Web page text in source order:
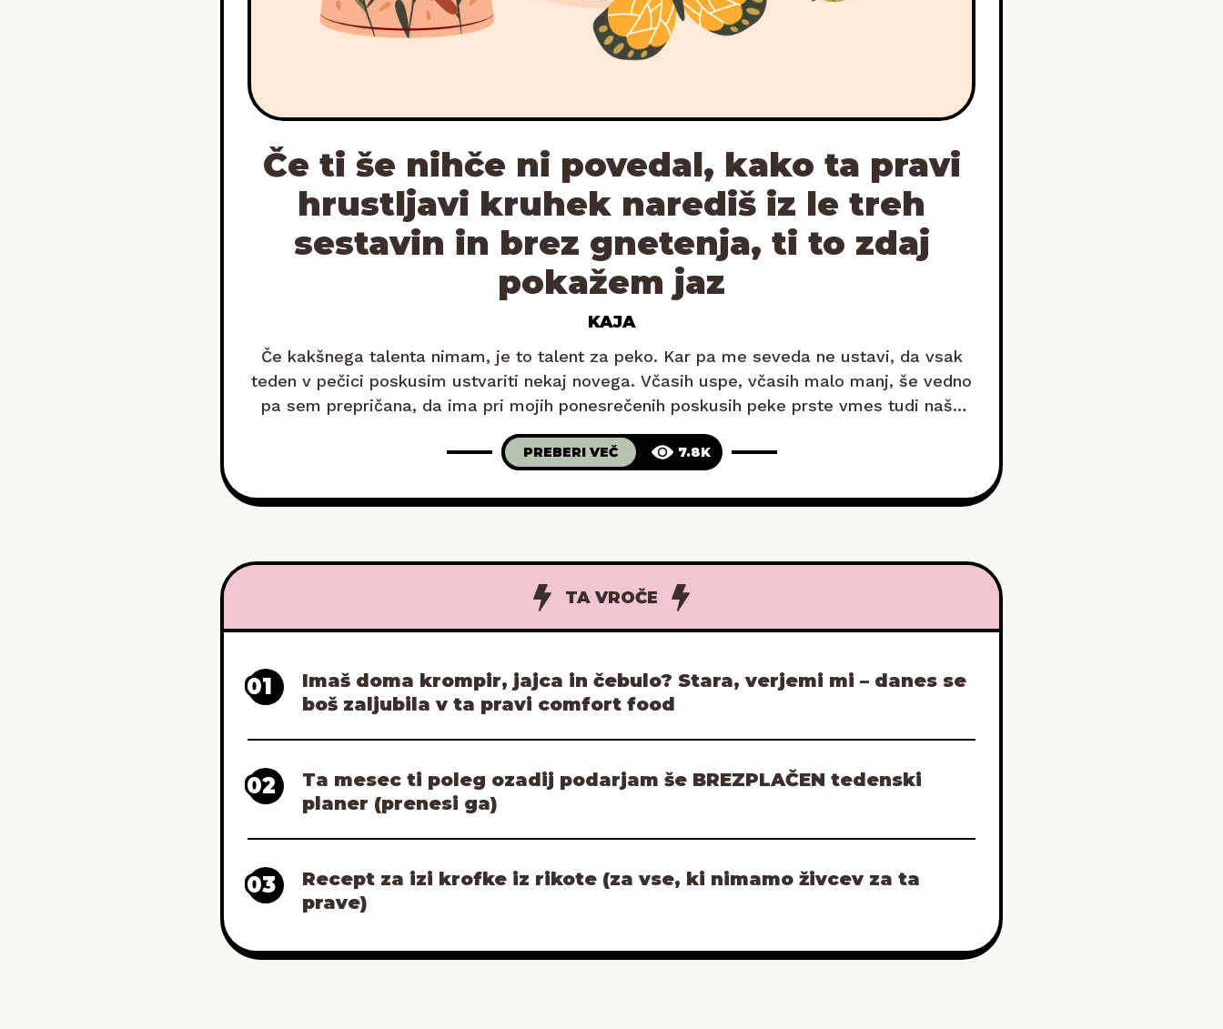
Če ti še nihče ni povedal, kako ta pravi
hrustljavi kruhek narediš iz le treh
sestavin in brez gnetenja, ti to zdaj
pokažem jaz
KAJA
Če kakšnega talenta nimam, je to talent za peko. Kar pa me seveda ne ustavi, da vsak
teden v pečici poskusim ustvariti nekaj novega. Včasih uspe, včasih malo manj, še vedno
pa sem prepričana, da ima pri mojih ponesrečenih poskusih peke prste vmes tudi naša
pregrešno stara pečica, s katero se je skoraj nemogoče dogovoriti,
PREBERI VEČ 7.8K
TA VROČE
01
Imaš doma krompir, jajca in čebulo? Stara, verjemi mi – danes se
boš zaljubila v ta pravi comfort food
02
Ta mesec ti poleg ozadij podarjam še BREZPLAČEN tedenski
planer (prenesi ga)
03
Recept za izi krofke iz rikote (za vse, ki nimamo živcev za ta
prave)